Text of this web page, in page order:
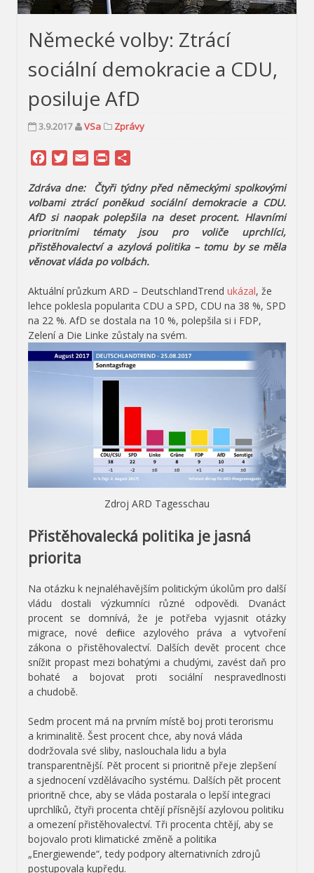
Německé volby: Ztrácí
sociální demokracie a CDU,
posiluje AfD
3.9.2017 VSa Zprávy
Facebook
Twitter
Email Print
Zdráva dne:
Čtyři týdny před německými spolkovými
volbami ztrácí poněkud sociální demokracie a CDU.
AfD si naopak polepšila na deset procent. Hlavními
prioritními tématy jsou pro voliče uprchlíci,
přistěhovalectví a azylová politika – tomu by se měla
věnovat vláda po volbách.
Aktuální průzkum ARD – DeutschlandTrend ukázal, že
lehce poklesla popularita CDU a SPD, CDU na 38 %, SPD
na 22 %. AfD se dostala na 10 %, polepšila si i FDP,
Zelení a Die Linke zůstaly na svém.
Zdroj ARD Tagesschau
Přistěhovalecká politika je jasná
priorita
Na otázku k nejnaléhavějším politickým úkolům pro další
vládu dostali výzkumníci různé odpovědi. Dvanáct
procent se domnívá, že je potřeba vyjasnit otázky
migrace, nové definice azylového práva a vytvoření
zákona o přistěhovalectví. Dalších devět procent chce
snížit propast mezi bohatými a chudými, zavést daň pro
bohaté a bojovat proti sociální nespravedlnosti
a chudobě.
Sedm procent má na prvním místě boj proti terorismu
a kriminalitě. Šest procent chce, aby nová vláda
dodržovala své sliby, naslouchala lidu a byla
transparentnější. Pět procent si prioritně přeje zlepšení
a sjednocení vzdělávacího systému. Dalších pět procent
prioritně chce, aby se vláda postarala o lepší integraci
uprchlíků, čtyři procenta chtějí přísnější azylovou politiku
a omezení přistěhovalectví. Tři procenta chtějí, aby se
bojovalo proti klimatické změně a politika
„Energiewende“, tedy podpory alternativních zdrojů
postupovala kupředu.